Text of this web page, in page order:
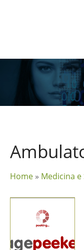
Home » Medicina e